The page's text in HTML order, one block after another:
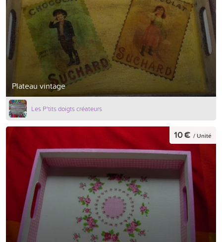
Plateau vintage
Les P'tits doigts créateurs
10 € / Unité